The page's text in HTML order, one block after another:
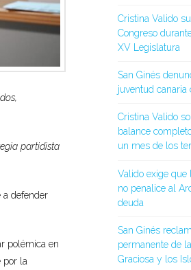
partidista
a defender
polémica en
por la
Cristina Valido
Congreso
XV Legislatura
San Ginés
juventud canaria
Cristina Valido
balance
un mes de los
Valido exige que
no penalice al
deuda
San Ginés
permanente de
Graciosa y los